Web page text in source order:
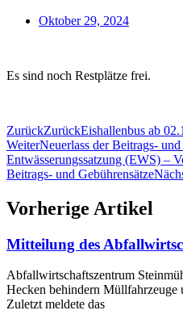
Oktober 29, 2024
Es sind noch Restplätze frei.
ZurückZurückEishallenbus ab
WeiterNeuerlass der Beitrags-
Entwässerungssatzung (EWS) –
Beitrags- und Gebührensätze
Vorherige Artikel
Mitteilung des
Abfallwirtschaftszentrum
Hecken behindern Müllfahrzeuge
Zuletzt meldete das